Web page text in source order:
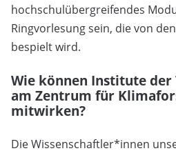
hochschulübergreifendes
Ringvorlesung sein, die von
bespielt wird.
Wie können Institute der
am Zentrum für
mitwirken?
Die Wissenschaftler*innen